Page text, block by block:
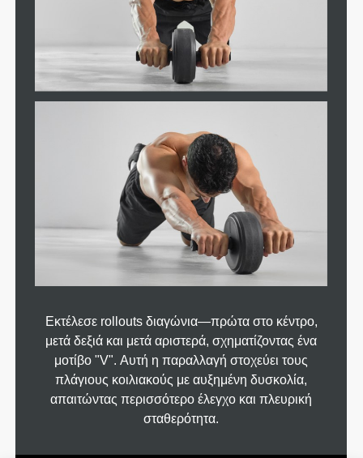
Εκτέλεσε rollouts διαγώνια—πρώτα στο κέντρο,
μετά δεξιά και μετά αριστερά, σχηματίζοντας ένα
μοτίβο "V". Αυτή η παραλλαγή στοχεύει τους
πλάγιους κοιλιακούς με αυξημένη δυσκολία,
απαιτώντας περισσότερο έλεγχο και πλευρική
σταθερότητα.